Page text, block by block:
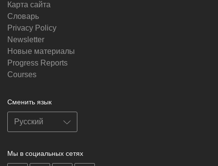
Карта сайта
Словарь
Privacy Policy
Newsletter
Новые материалы
Progress Reports
Courses
Сменить язык
Мы в социальных сетях